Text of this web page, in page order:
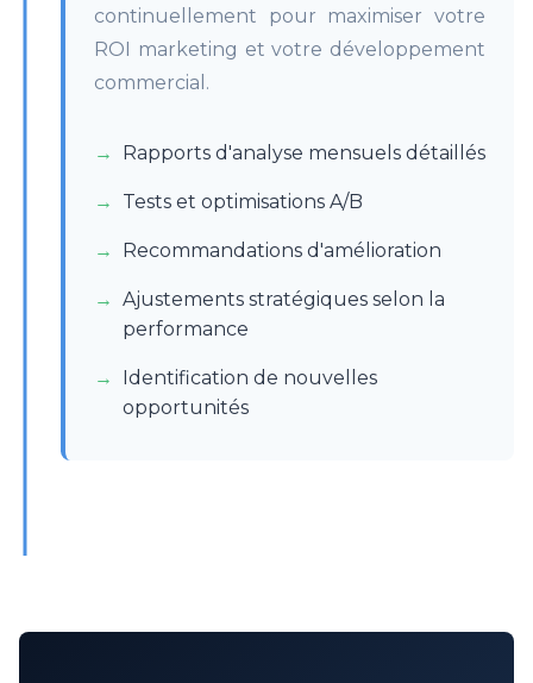
continuellement pour maximiser votre
ROI marketing et votre développement
commercial.
Rapports d'analyse mensuels détaillés
Tests et optimisations A/B
Recommandations d'amélioration
Ajustements stratégiques selon la
performance
Identification de nouvelles
opportunités